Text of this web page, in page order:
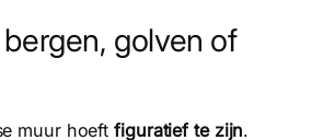
golven of
muur hoeftfiguratief te zijn.